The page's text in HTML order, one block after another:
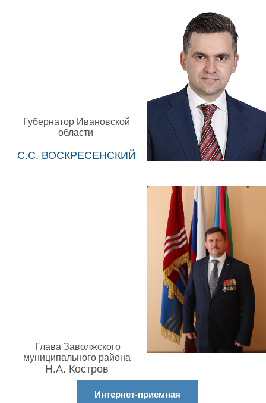
Губернатор Ивановской
области
С.С. ВОСКРЕСЕНСКИЙ
Глава Заволжского
муниципального района
Н.А. Костров
Интернет-приемная